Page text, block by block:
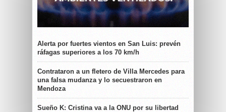
Alerta por fuertes vientos en San Luis: prevén
ráfagas superiores a los 70 km/h
Contrataron a un fletero de Villa Mercedes para
una falsa mudanza y lo secuestraron en
Mendoza
Sueño K: Cristina va a la ONU por su libertad